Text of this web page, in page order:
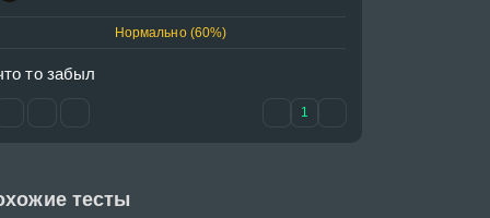
Нормально (60%)
то забыл
1
тесты